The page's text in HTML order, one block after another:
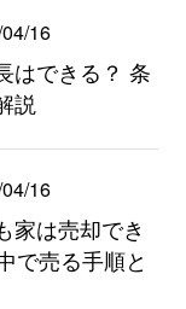
16
はできる？ 条
説
16
家は売却でき
で売る手順と